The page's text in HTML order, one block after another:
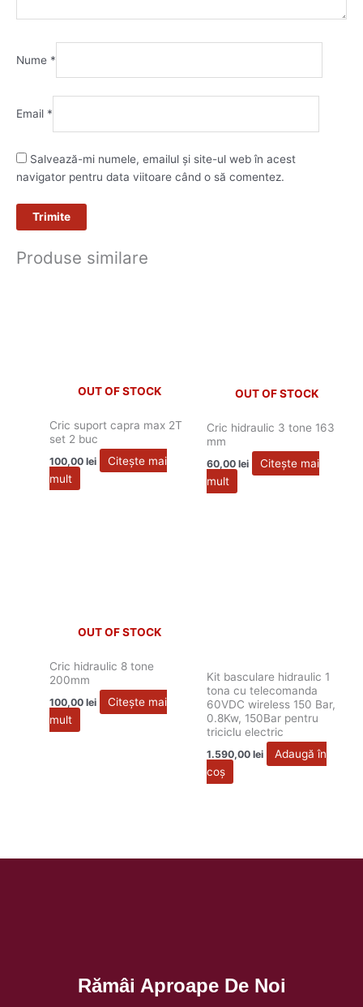
Nume *
Email *
Salvează-mi numele, emailul și site-ul web în acest
navigator pentru data viitoare când o să comentez.
Produse similare
OUT OF STOCK
Cric suport capra max 2T
set 2 buc
100,00lei
Citește mai
mult
OUT OF STOCK
Cric hidraulic 3 tone 163
mm
60,00 lei
Citește mai
mult
OUT OF STOCK
Cric hidraulic 8 tone
200mm
100,00lei
Citește mai
mult
Kit basculare hidraulic 1
tona cu telecomanda
60VDC wireless 150 Bar,
0.8Kw, 150Bar pentru
triciclu electric
1.590,00 lei
Adaugă în
coș
Rămâi Aproape De Noi